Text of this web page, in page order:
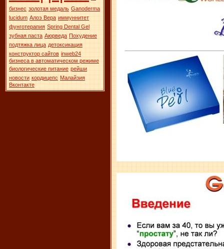
бизнес золотая медаль Ganoderma
lucidum Алоэ Вера иммуннитет
фунготерапия Spring Dental Gel
зубная паста Аюрведа Похудение
подтяжка лица детоксикация
конструктор сайтов inweb24
бизнеса в автоматическом режиме
биологические питание рейши
новости кордицепс Малайзия
Вконтакте